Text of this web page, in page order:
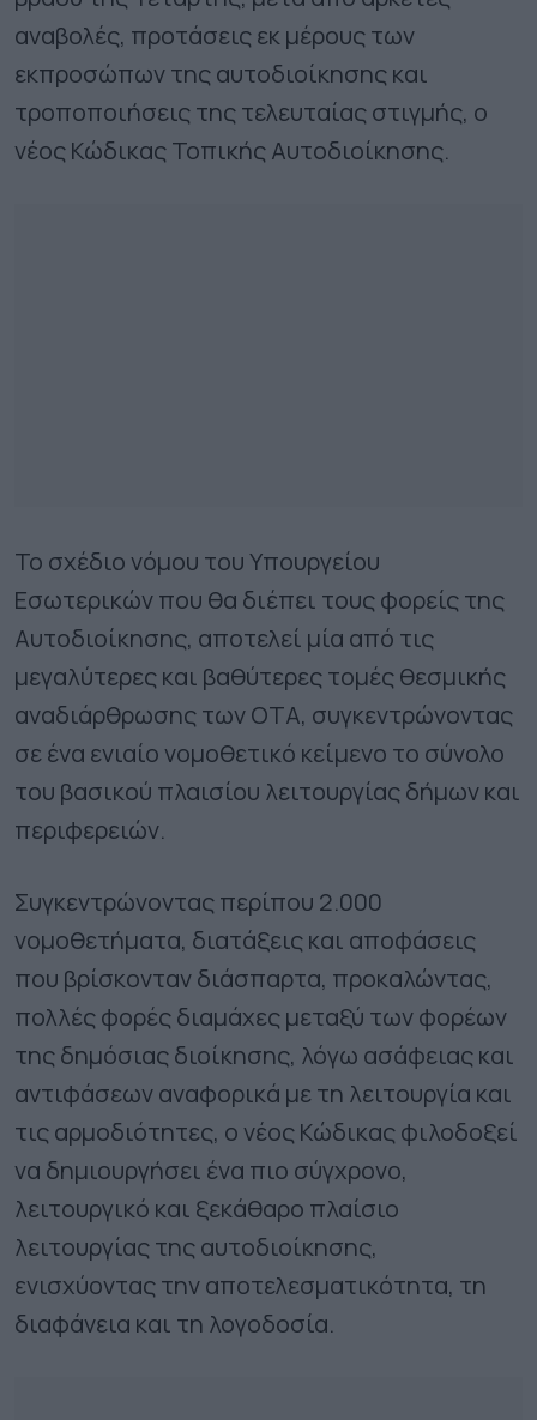
αναβολές, προτάσεις εκ μέρους των
εκπροσώπων της αυτοδιοίκησης και
τροποποιήσεις της τελευταίας στιγμής, ο
νέος Κώδικας Τοπικής Αυτοδιοίκησης.
Το σχέδιο νόμου του Υπουργείου
Εσωτερικών που θα διέπει τους φορείς της
Αυτοδιοίκησης, αποτελεί μία από τις
μεγαλύτερες και βαθύτερες τομές θεσμικής
αναδιάρθρωσης των ΟΤΑ, συγκεντρώνοντας
σε ένα ενιαίο νομοθετικό κείμενο το σύνολο
του βασικού πλαισίου λειτουργίας δήμων και
περιφερειών.
Συγκεντρώνοντας περίπου 2.000
νομοθετήματα, διατάξεις και αποφάσεις
που βρίσκονταν διάσπαρτα, προκαλώντας,
πολλές φορές διαμάχες μεταξύ των φορέων
της δημόσιας διοίκησης, λόγω ασάφειας και
αντιφάσεων αναφορικά με τη λειτουργία και
τις αρμοδιότητες, ο νέος Κώδικας φιλοδοξεί
να δημιουργήσει ένα πιο σύγχρονο,
λειτουργικό και ξεκάθαρο πλαίσιο
λειτουργίας της αυτοδιοίκησης,
ενισχύοντας την αποτελεσματικότητα, τη
διαφάνεια και τη λογοδοσία.